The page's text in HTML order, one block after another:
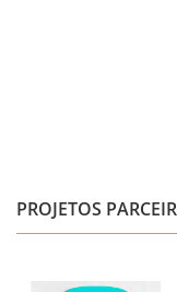
PROJETOS